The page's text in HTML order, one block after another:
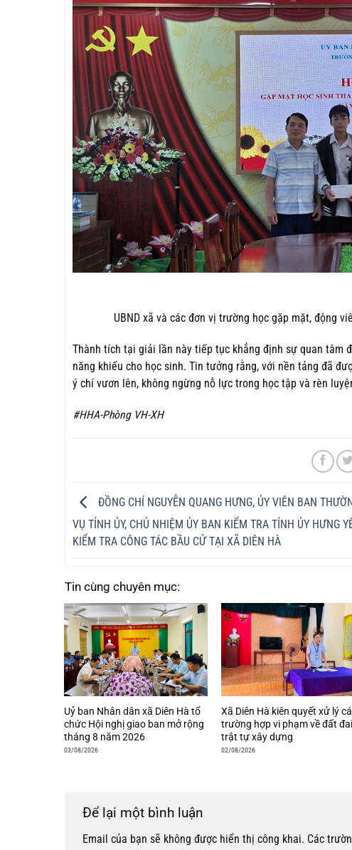
UBND xã và các đơn vị trường học gặp mặt, động
Thành tích tại giải lần này tiếp tục khẳng định sự quan tâm
năng khiếu cho học sinh. Tin tưởng rằng, với nền tảng đã
ý chí vươn lên, không ngừng nỗ lực trong học tập và rèn
#HHA-Phòng VH-XH
ĐỒNG CHÍ NGUYỄN QUANG HƯNG, ỦY VIÊN BAN
VỤ TỈNH ỦY, CHỦ NHIỆM ỦY BAN KIỂM TRA TỈNH ỦY HƯNG
KIỂM TRA CÔNG TÁC BẦU CỬ TẠI XÃ DIÊN HÀ
Tin cùng chuyên mục:
Uỷ ban Nhân dân xã Diên Hà tổ
chức Hội nghị giao ban mở rộng
tháng 8 năm 2026
03/08/2026
Xã Diên Hà kiên quyết xử lý
trường hợp vi phạm về đất
trật tự xây dựng
02/08/2026
Để lại một bình luận
Email của bạn sẽ không được hiển thị công khai. Các